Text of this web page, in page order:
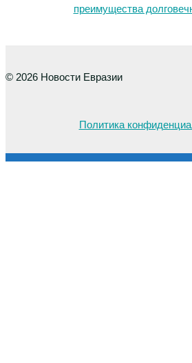
преимущества
© 2026 Новости Евразии
Политика